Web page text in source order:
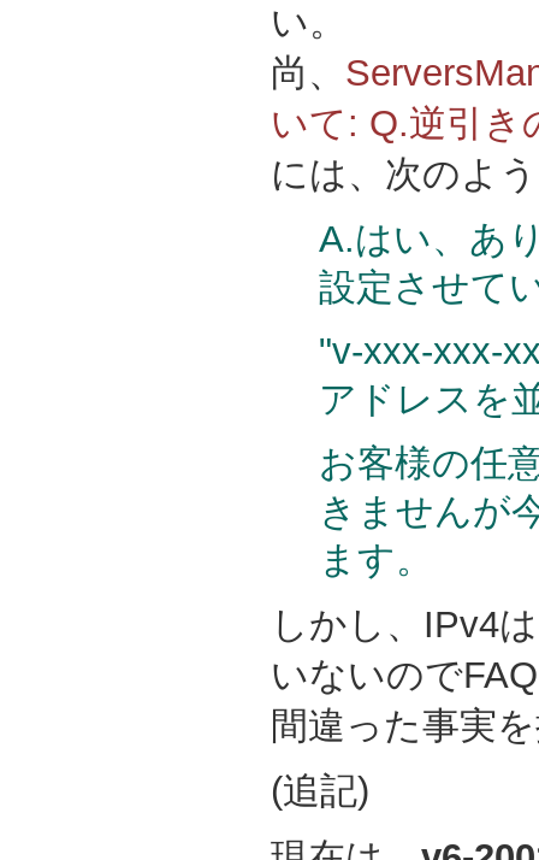
い。
尚、
いて: Q.逆引き
には、次のよ
A.はい、あ
設定させて
"v-xxx-xxx-
アドレスを
お客様の任
きませんが
ます。
しかし、IPv4
いないので
間違った事実
(追記)